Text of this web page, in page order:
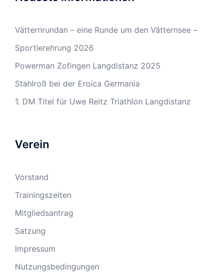
Vätternrundan – eine Runde um den Vätternsee –
Sportlerehrung 2026
Powerman Zofingen Langdistanz 2025
Stahlroß bei der Eroica Germania
1. DM Titel für Uwe Reitz Triathlon Langdistanz
Verein
Vorstand
Trainingszeiten
Mitgliedsantrag
Satzung
Impressum
Nutzungsbedingungen